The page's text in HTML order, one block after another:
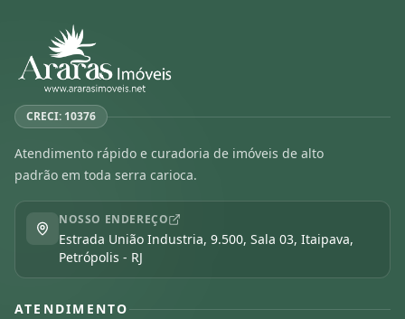
CRECI: 10376
Atendimento rápido e curadoria de imóveis de alto
padrão em toda serra carioca.
NOSSO ENDEREÇO
Estrada União Industria, 9.500, Sala 03, Itaipava,
Petrópolis - RJ
ATENDIMENTO